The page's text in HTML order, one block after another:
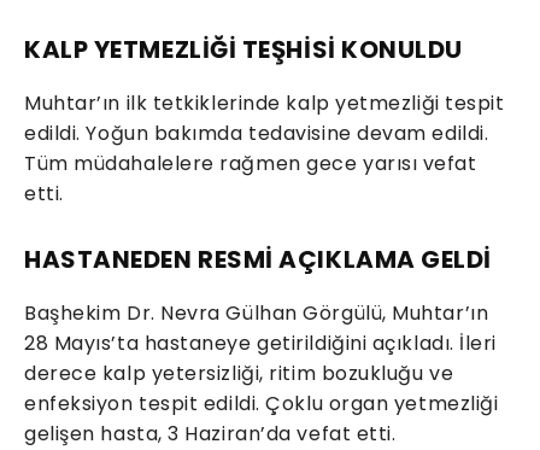
KALP YETMEZLİĞİ TEŞHİSİ KONULDU
Muhtar’ın ilk tetkiklerinde kalp yetmezliği tespit
edildi. Yoğun bakımda tedavisine devam edildi.
Tüm müdahalelere rağmen gece yarısı vefat
etti.
HASTANEDEN RESMİ AÇIKLAMA GELDİ
Başhekim Dr. Nevra Gülhan Görgülü, Muhtar’ın
28 Mayıs’ta hastaneye getirildiğini açıkladı. İleri
derece kalp yetersizliği, ritim bozukluğu ve
enfeksiyon tespit edildi. Çoklu organ yetmezliği
gelişen hasta, 3 Haziran’da vefat etti.